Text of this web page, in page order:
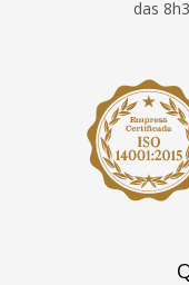
das